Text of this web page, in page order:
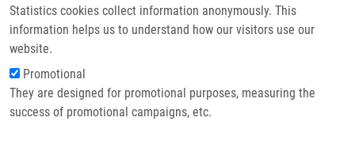
Statistics cookies collect information anonymously. This
information helps us to understand how our visitors use our
website.
Promotional
They are designed for promotional purposes, measuring the
success of promotional campaigns, etc.
Drobečková navigace
Domů Lenart Lukáš M.Sc.
Lenart Lukáš M.Sc.